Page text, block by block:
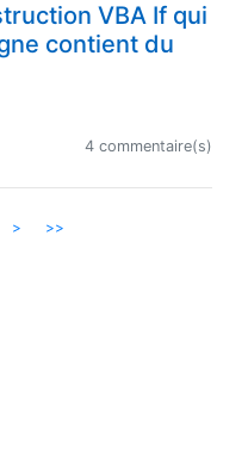
VBA If qui
contient du
4 commentaire(s)
> >>